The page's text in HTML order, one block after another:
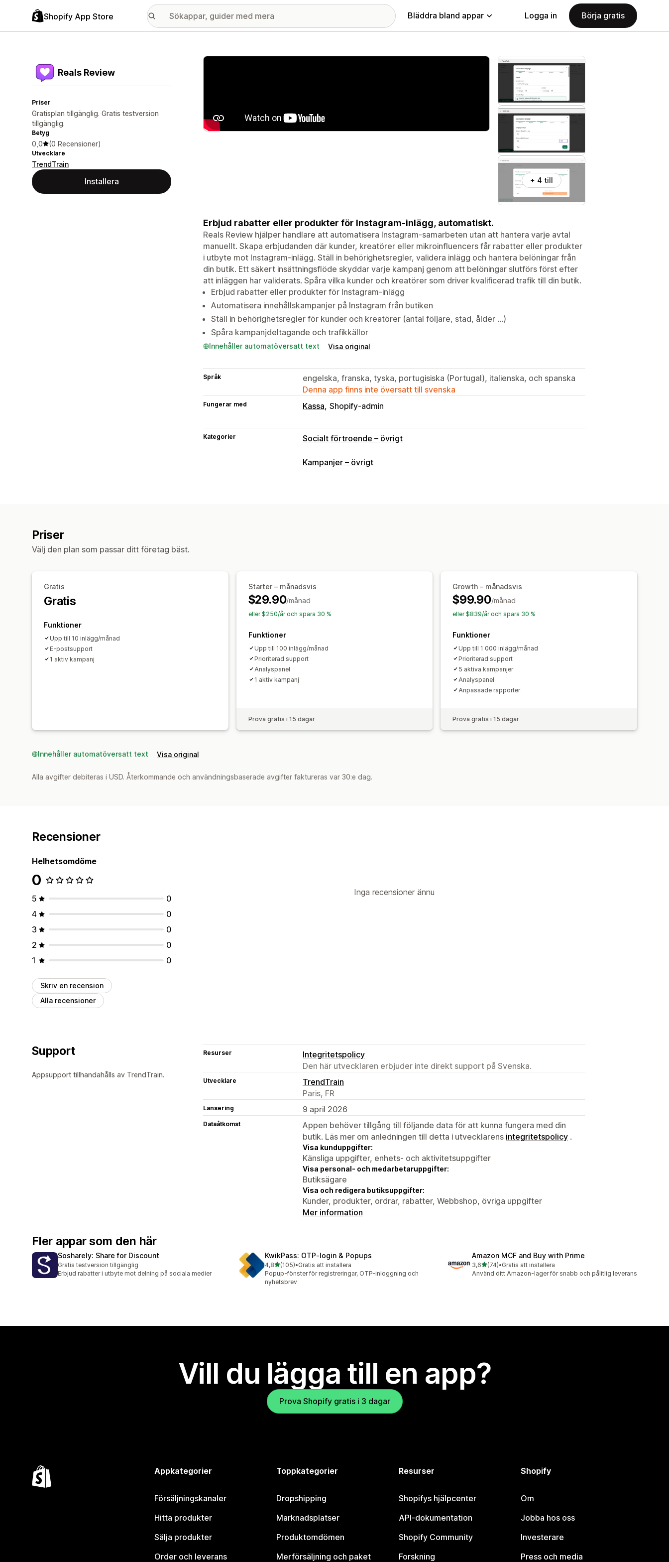
Shopify App Store Bläddra bland appar Logga in Börja gratis
Reals Review
Priser
Gratisplan tillgänglig. Gratis testversion
tillgänglig.
Betyg
0,0 (0 Recensioner)
Utvecklare
TrendTrain
Installera
Galleri med utvalda bilder
+ 4 till
Erbjud rabatter eller produkter för Instagram-inlägg, automatiskt.
Reals Review hjälper handlare att automatisera Instagram-samarbeten utan att hantera varje avtal
manuellt. Skapa erbjudanden där kunder, kreatörer eller mikroinfluencers får rabatter eller produkter
i utbyte mot Instagram-inlägg. Ställ in behörighetsregler, validera inlägg och hantera belöningar från
din butik. Ett säkert insättningsflöde skyddar varje kampanj genom att belöningar slutförs först efter
att inläggen har validerats. Spåra vilka kunder och kreatörer som driver kvalificerad trafik till din butik.
Erbjud rabatter eller produkter för Instagram-inlägg
Automatisera innehållskampanjer på Instagram från butiken
Ställ in behörighetsregler för kunder och kreatörer (antal följare, stad, ålder ...)
Spåra kampanjdeltagande och trafikkällor
Innehåller automatöversatt text Visa original
Språk
engelska, franska, tyska, portugisiska (Portugal), italienska, och spanska
Denna app finns inte översatt till svenska
Fungerar med Kassa Shopify-admin
Kategorier Socialt förtroende – övrigt
Kampanjer – övrigt
Priser
Välj den plan som passar ditt företag bäst.
Gratis
Gratis
Funktioner
Upp till 10 inlägg/månad
E-postsupport
1 aktiv kampanj
Starter – månadsvis
$29.90/månad
eller $250/år och spara 30 %
Funktioner
Upp till 100 inlägg/månad
Prioriterad support
Analyspanel
1 aktiv kampanj
Prova gratis i 15 dagar
Growth – månadsvis
$99.90/månad
eller $839/år och spara 30 %
Funktioner
Upp till 1 000 inlägg/månad
Prioriterad support
5 aktiva kampanjer
Analyspanel
Anpassade rapporter
Prova gratis i 15 dagar
Innehåller automatöversatt text Visa original
Alla avgifter debiteras i USD. Återkommande och användningsbaserade avgifter faktureras var 30:e dag.
Recensioner
Helhetsomdöme
0
5
0
4
0
3
0
2
0
1
0
Skriv en recension
Alla recensioner
Inga recensioner ännu
Support
Appsupport tillhandahålls av TrendTrain.
Resurser
Integritetspolicy
Den här utvecklaren erbjuder inte direkt support på Svenska.
Utvecklare
TrendTrain
Paris, FR
Lansering 9 april 2026
Dataåtkomst
Appen behöver tillgång till följande data för att kunna fungera med din
butik. Läs mer om anledningen till detta i utvecklarens integritetspolicy .
Visa kunduppgifter:
Känsliga uppgifter, enhets- och aktivitetsuppgifter
Visa personal- och medarbetaruppgifter:
Butiksägare
Visa och redigera butiksuppgifter:
Kunder, produkter, ordrar, rabatter, Webbshop, övriga uppgifter
Mer information
Fler appar som den här
Sosharely: Share for Discount
Gratis testversion tillgänglig
Erbjud rabatter i utbyte mot delning på sociala medier
KwikPass: OTP‑login & Popups
4,8av 5 stjärnor
(105)
105 recensioner totalt
•Gratis att installera
Popup-fönster för registreringar, OTP-inloggning och
nyhetsbrev
Amazon MCF and Buy with Prime
3,6av 5 stjärnor
(74)
74 recensioner totalt
•Gratis att installera
Använd ditt Amazon-lager för snabb och pålitlig leverans
Vill du lägga till en app?
Prova Shopify gratis i 3 dagar
Appkategorier
Försäljningskanaler
Hitta produkter
Sälja produkter
Order och leverans
Toppkategorier
Dropshipping
Marknadsplatser
Produktomdömen
Merförsäljning och paket
Resurser
Shopifys hjälpcenter
API-dokumentation
Shopify Community
Forskning
Shopify
Om
Jobba hos oss
Investerare
Press och media